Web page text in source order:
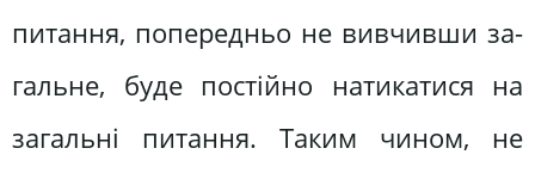
питання, попередньо не вивчивши за­
гальне, буде постійно натикатися на
загальні питання. Таким чином, не